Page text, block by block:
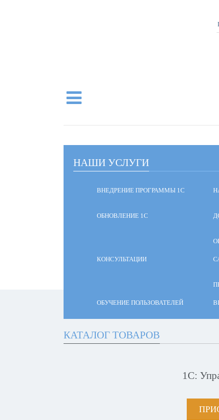
НАШИ УСЛУГИ
ВНЕДРЕНИЕ ПРОГРАММЫ 1С
ОБНОВЛЕНИЕ 1С
КОНСУЛЬТАЦИИ
ОБУЧЕНИЕ ПОЛЬЗОВАТЕЛЕЙ
КАТАЛОГ ТОВАРОВ
1С: